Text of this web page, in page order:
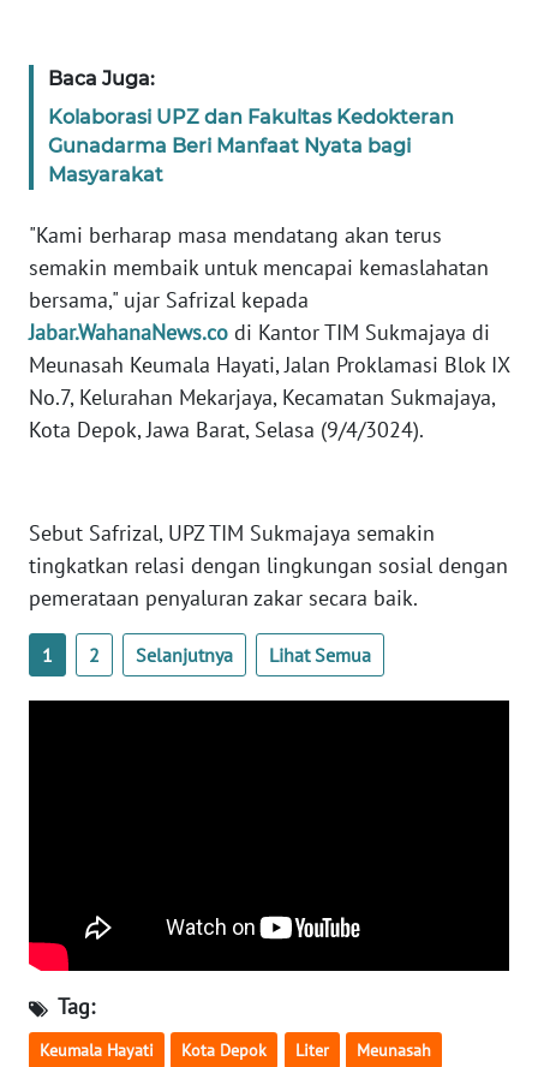
Baca Juga:
Kolaborasi UPZ dan Fakultas Kedokteran
Gunadarma Beri Manfaat Nyata bagi
Masyarakat
"Kami berharap masa mendatang akan terus
semakin membaik untuk mencapai kemaslahatan
bersama," ujar Safrizal kepada
Jabar.WahanaNews.co di Kantor TIM Sukmajaya di
Meunasah Keumala Hayati, Jalan Proklamasi Blok IX
No.7, Kelurahan Mekarjaya, Kecamatan Sukmajaya,
Kota Depok, Jawa Barat, Selasa (9/4/3024).
Sebut Safrizal, UPZ TIM Sukmajaya semakin
tingkatkan relasi dengan lingkungan sosial dengan
pemerataan penyaluran zakar secara baik.
1 2 Selanjutnya Lihat Semua
Tag:
Keumala Hayati Kota Depok Liter Meunasah
SUMBAR
WN
SUMSEL
WN
BENGKULU
WN
LAMPUNG
WN
JATENG
NUSANTARA
WN
JOGJA
WN
JATIM
WN
KALTENG
WN
KALTARA